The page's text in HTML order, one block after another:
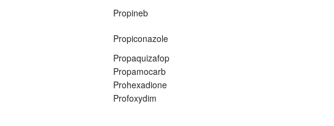
Propineb
Propiconazole
Propaquizafop
Propamocarb
Prohexadione
Profoxydim